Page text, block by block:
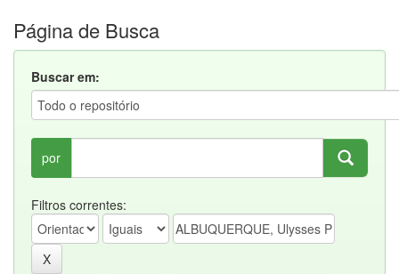
Página de Busca
Buscar em:
por
Filtros correntes: